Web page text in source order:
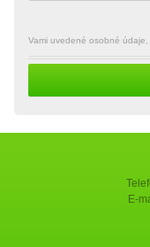
Vami uvedené osobné
E-